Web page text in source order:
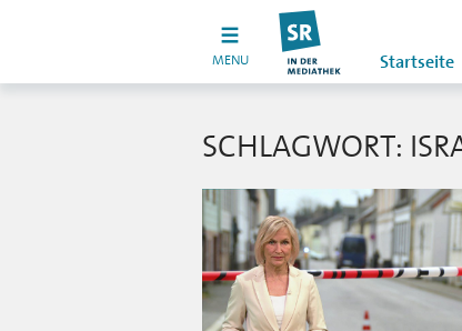
MENU Startseite
SCHLAGWORT: